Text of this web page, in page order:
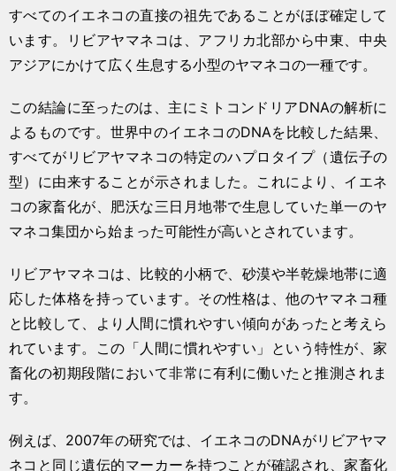
すべてのイエネコの直接の祖先であることがほぼ確定して
います。リビアヤマネコは、アフリカ北部から中東、中央
アジアにかけて広く生息する小型のヤマネコの一種です。
この結論に至ったのは、主にミトコンドリアDNAの解析に
よるものです。世界中のイエネコのDNAを比較した結果、
すべてがリビアヤマネコの特定のハプロタイプ（遺伝子の
型）に由来することが示されました。これにより、イエネ
コの家畜化が、肥沃な三日月地帯で生息していた単一のヤ
マネコ集団から始まった可能性が高いとされています。
リビアヤマネコは、比較的小柄で、砂漠や半乾燥地帯に適
応した体格を持っています。その性格は、他のヤマネコ種
と比較して、より人間に慣れやすい傾向があったと考えら
れています。この「人間に慣れやすい」という特性が、家
畜化の初期段階において非常に有利に働いたと推測されま
す。
例えば、2007年の研究では、イエネコのDNAがリビアヤマ
ネコと同じ遺伝的マーカーを持つことが確認され、家畜化